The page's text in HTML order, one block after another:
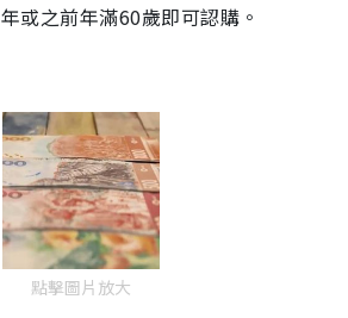
年或之前年滿60歲即可認購。
點擊圖片放大